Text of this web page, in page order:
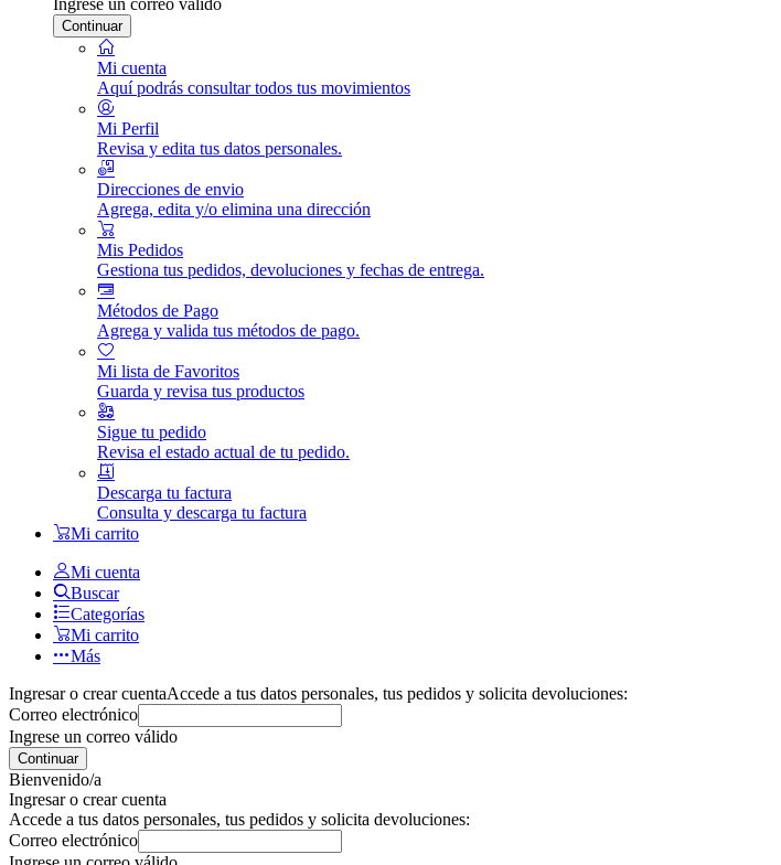
Continuar
Mi cuenta
Aquí podrás consultar todos tus movimientos
Mi Perfil
Revisa y edita tus datos personales.
Direcciones de envio
Agrega, edita y/o elimina una dirección
Mis Pedidos
Gestiona tus pedidos, devoluciones y fechas de entrega.
Métodos de Pago
Agrega y valida tus métodos de pago.
Mi lista de Favoritos
Guarda y revisa tus productos
Sigue tu pedido
Revisa el estado actual de tu pedido.
Descarga tu factura
Consulta y descarga tu factura
Mi carrito
Mi cuenta
Buscar
Categorías
Mi carrito
Más
Ingresar o crear cuentaAccede a tus datos personales, tus pedidos y solicita devoluciones:
Correo electrónico
Ingrese un correo válido
Continuar
Bienvenido/a
Ingresar o crear cuenta
Accede a tus datos personales, tus pedidos y solicita devoluciones:
Correo electrónico